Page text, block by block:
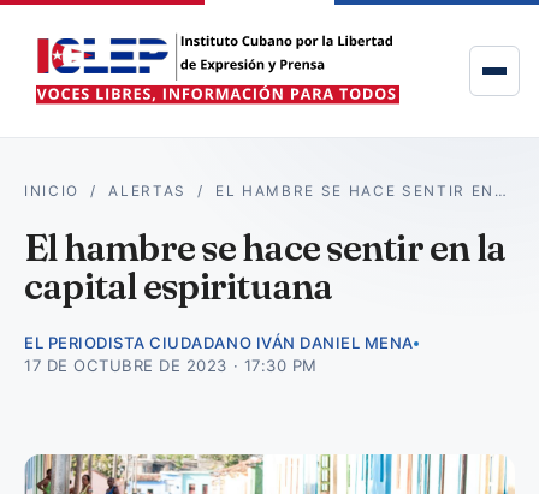
INICIO /ALERTAS / EL HAMBRE SE HACE SENTIR EN…
El hambre se hace sentir en la
capital espirituana
EL PERIODISTA CIUDADANO IVÁN DANIEL MENA
17 DE OCTUBRE DE 2023 · 17:30 PM